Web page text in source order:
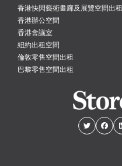
香港快閃藝術畫廊及展覽空間出租
香港辦公空間
香港會議室
紐約出租空間
倫敦零售空間出租
巴黎零售空間出租